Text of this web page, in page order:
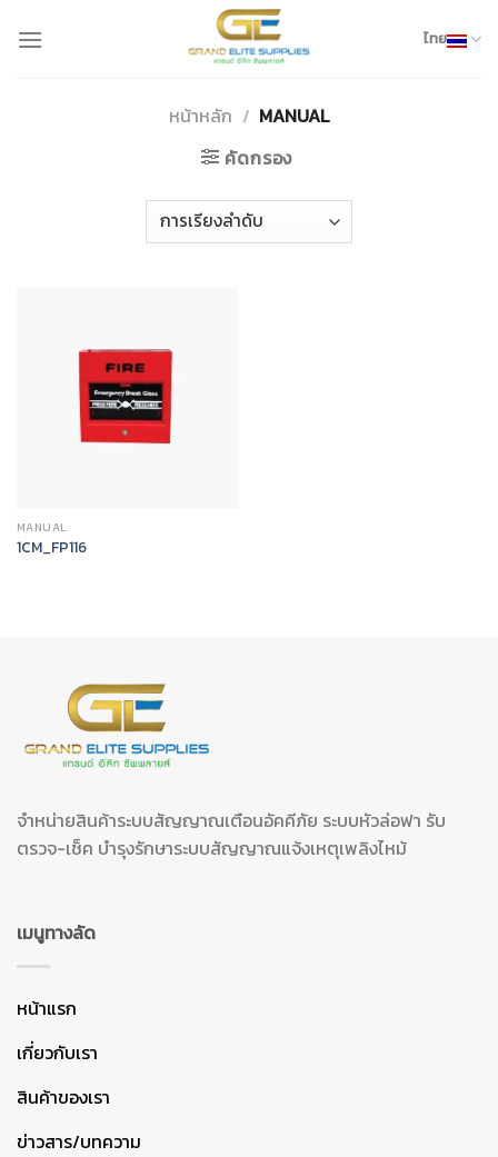
ไทย
หน้าหลัก / MANUAL
คัดกรอง
MANUAL
1CM_FP116
จำหน่ายสินค้าระบบสัญญาณเตือนอัคคีภัย ระบบหัวล่อฟา รับ
ตรวจ-เช็ค บำรุงรักษาระบบสัญญาณแจ้งเหตุเพลิงไหม้
เมนูทางลัด
หน้าแรก
เกี่ยวกับเรา
สินค้าของเรา
ข่าวสาร/บทความ